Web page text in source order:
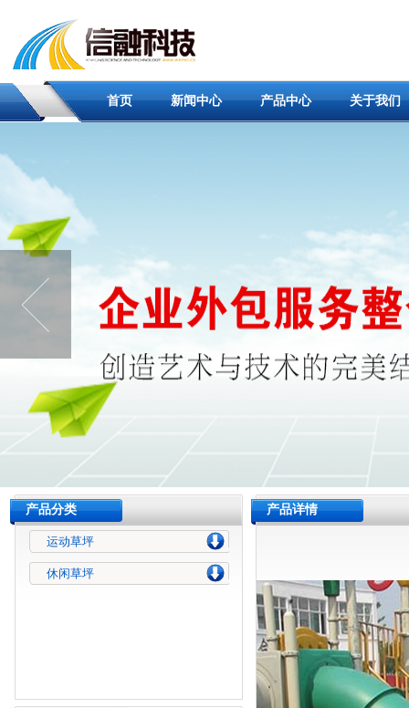
首页 新闻中心 产品中心 关于我们
产品分类
运动草坪
休闲草坪
产品详情